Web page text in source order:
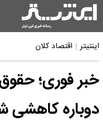
اینتیتر اقتصاد کلان
خبر فوری؛
دوباره کاهشی